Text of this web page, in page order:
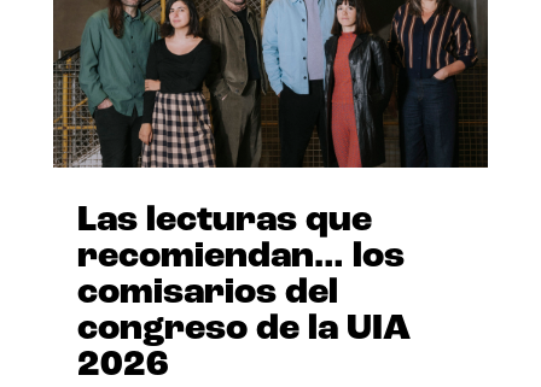
Las lecturas que
recomiendan… los
comisarios del
congreso de la UIA
2026